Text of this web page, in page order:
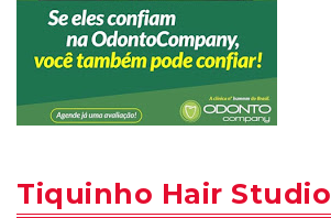
Tiquinho Hair Studio